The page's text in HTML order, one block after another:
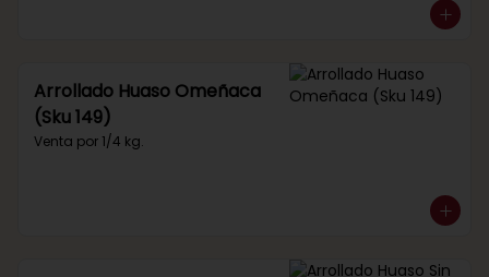
Arrollado Huaso Omeñaca
(Sku 149)
Venta por 1/4 kg.